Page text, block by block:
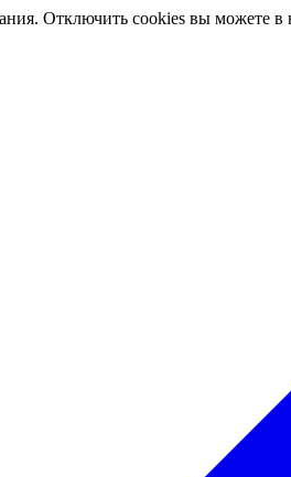
Отключить cookies вы можете в